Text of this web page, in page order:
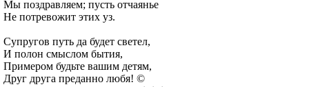
Мы поздравляем; пусть отчаянье
Не потревожит этих уз.
Супругов путь да будет светел,
И полон смыслом бытия,
Примером будьте вашим детям,
Друг друга преданно любя! ©